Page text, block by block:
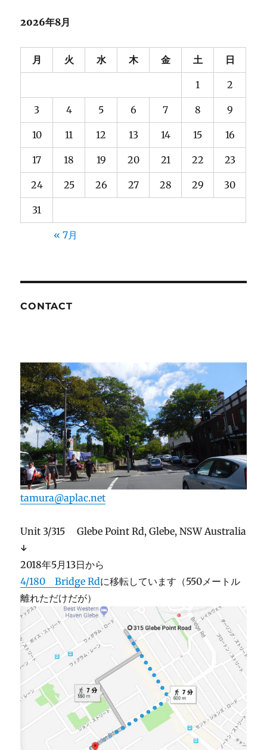
2026年8月
月 火 水 木 金 土 日
1 2
3 4 5 6 7 8 9
10 11 12 13 14 15 16
17 18 19 20 21 22 23
24 25 26 27 28 29 30
31
« 7月
CONTACT
tamura@aplac.net
Unit 3/315 Glebe Point Rd, Glebe, NSW Australia
↓
2018年5月13日から
4/180 Bridge Rdに移転しています（550メートル
離れただけだが）